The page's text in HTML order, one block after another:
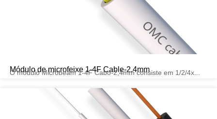
Módulo de microfeixe 1-4F Cable-2.4mm
O módulo Microbeam 1-4F Cabo-2,4mm consiste em 1/2/4x...